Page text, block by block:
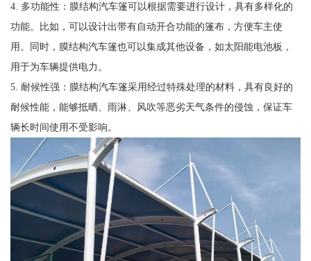
4. 多功能性：膜结构汽车篷可以根据需要进行设计，具有多样化的
功能。比如，可以设计出带有自动开合功能的篷布，方便车主使
用。同时，膜结构汽车篷也可以集成其他设备，如太阳能电池板，
用于为车辆提供电力。
5. 耐候性强：膜结构汽车篷采用经过特殊处理的材料，具有良好的
耐候性能，能够抵晒、雨淋、风吹等恶劣天气条件的侵蚀，保证车
辆长时间使用不受影响。